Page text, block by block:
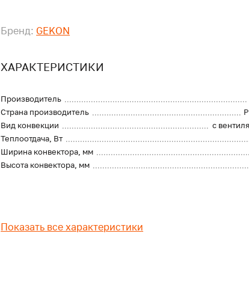
Бренд: GEKON
ХАРАКТЕРИСТИКИ
Производитель
Страна производитель
Вид конвекции
с
Теплоотдача, Вт
Ширина конвектора, мм
Высота конвектора, мм
Показать все характеристики